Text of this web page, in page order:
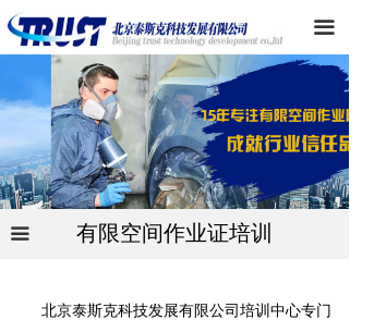
끀
首页
品牌代理
技术支持
客户交流
北京泰斯克科技发展有限公司培训中心专门
끀
有限空间作业证培训
空气呼吸器检测服务
有限空间作业证培训